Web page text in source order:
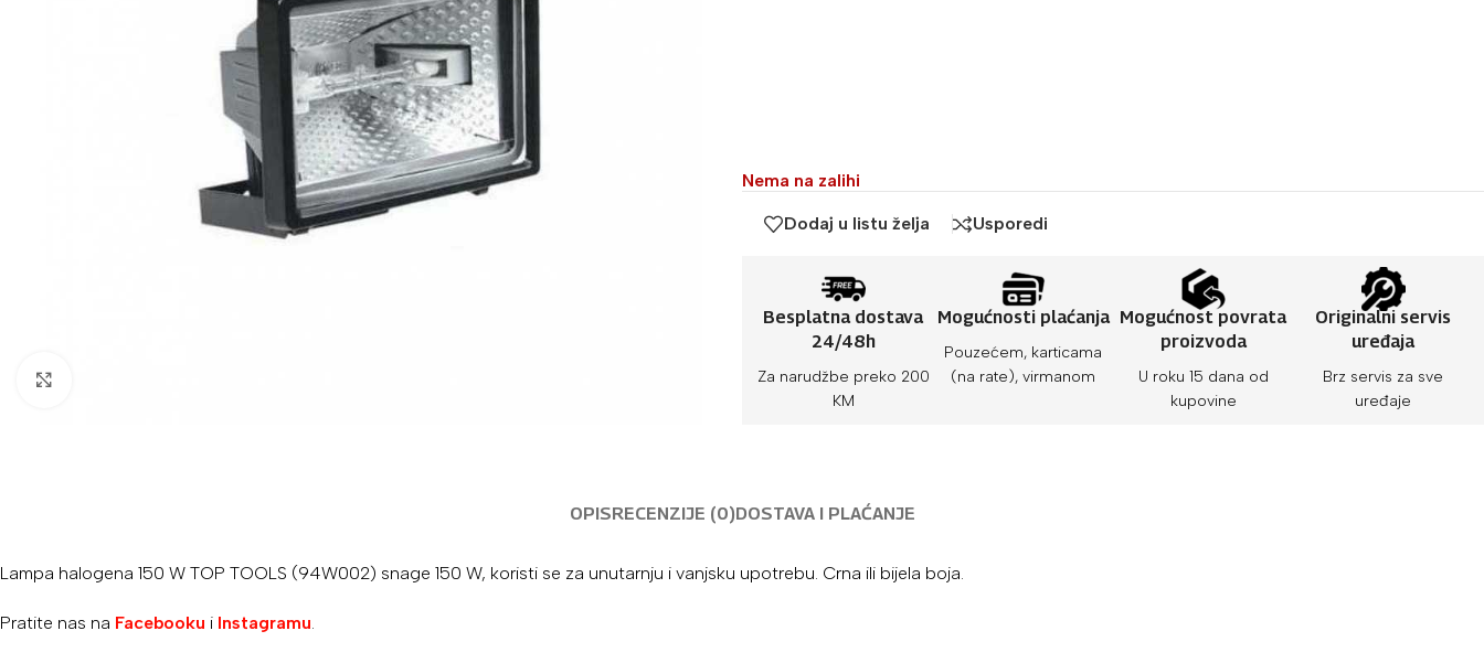
Nema na zalihi
Dodaj u listu želja Usporedi
Besplatna dostava
24/48h
Za narudžbe preko 200
KM
Mogućnosti plaćanja
Pouzećem, karticama
(na rate), virmanom
Mogućnost povrata
proizvoda
U roku 15 dana od
kupovine
Originalni servis
uređaja
Brz servis za sve
uređaje
OPISRECENZIJE (0)DOSTAVA I PLAĆANJE
Lampa halogena 150 W TOP TOOLS (94W002) snage 150 W, koristi se za unutarnju i vanjsku upotrebu. Crna ili bijela boja.
Pratite nas na Facebooku i Instagramu